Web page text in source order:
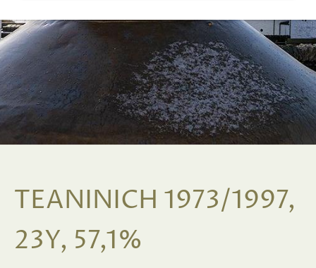
TEANINICH 1973/1997,
23Y, 57,1%